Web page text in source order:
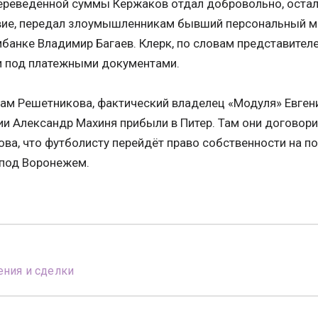
суммы Кержаков отдал добровольно,
передал злоумышленникам бывший персональный
Владимир Багаев. Клерк, по словам
под платежными документами.
Решетникова, фактический владелец «Модуля»
Александр Махиня прибыли в Питер. Там они
что футболисту перейдёт право собственности на
Воронежем.
и сделки